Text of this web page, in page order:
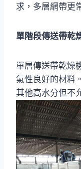
求，多層網帶更
單階段傳送帶乾
單層傳送帶乾燥
氣性良好的材料
其他高水分但不